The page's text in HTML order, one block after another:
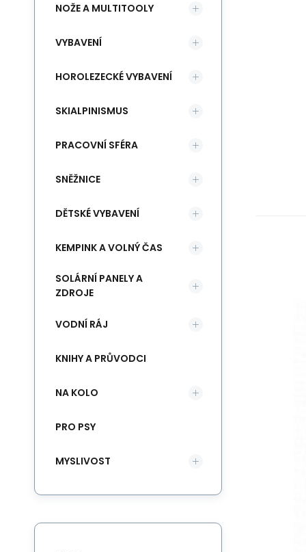
NOŽE A MULTITOOLY
VYBAVENÍ
HOROLEZECKÉ VYBAVENÍ
SKIALPINISMUS
PRACOVNÍ SFÉRA
SNĚŽNICE
DĚTSKÉ VYBAVENÍ
KEMPINK A VOLNÝ ČAS
SOLÁRNÍ PANELY A
ZDROJE
VODNÍ RÁJ
KNIHY A PRŮVODCI
NA KOLO
PRO PSY
MYSLIVOST